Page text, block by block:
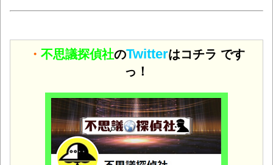
・ 不思議探偵社のTwitterはコチラ です
っ！